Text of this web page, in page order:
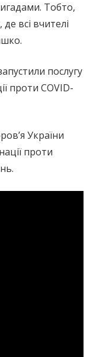
Тобто,
всі вчителі
послугу
проти COVID-
України
проти